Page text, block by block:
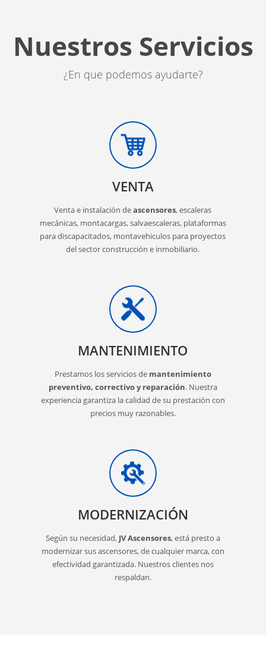
Nuestros Servicios
¿En que podemos ayudarte?
VENTA
Venta e instalación deascensores, escaleras
mecánicas, montacargas, salvaescaleras, plataformas
para discapacitados, montavehiculos para proyectos
del sector construcción e inmobiliario.
MANTENIMIENTO
Prestamos los servicios de mantenimiento
preventivo, correctivo y reparación. Nuestra
experiencia garantiza la calidad de su prestación con
precios muy razonables.
MODERNIZACIÓN
Según su necesidad, JV Ascensores, está presto a
modernizar sus ascensores, de cualquier marca, con
efectividad garantizada. Nuestros clientes nos
respaldan.